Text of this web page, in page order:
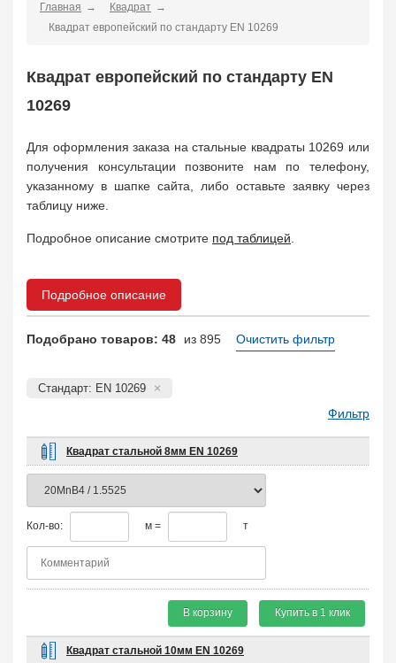
Полоса 10866
Шестигранник
Арматура 10
Поковка
Балка тавровая 14
Швеллер 178
Уголок 332
Полособульб
Рельсы 78
Заказать в 1 клик
Главная
Квадрат
Квадрат европейский по стандарту EN 10269
Квадрат европейский по стандарту EN
10269
Для оформления заказа на стальные квадраты 10269 или
получения консультации позвоните нам по телефону,
указанному в шапке сайта, либо оставьте заявку через
таблицу ниже.
Подробное описание смотрите под таблицей
Подробное описание
Подобрано товаров: 48 из 895 Очистить фильтр
Стандарт: EN 10269
Фильтр
Квадрат стальной 8мм EN 10269
Кол-во: м = т
В корзину Купить в 1 клик
Квадрат стальной 10мм EN 10269